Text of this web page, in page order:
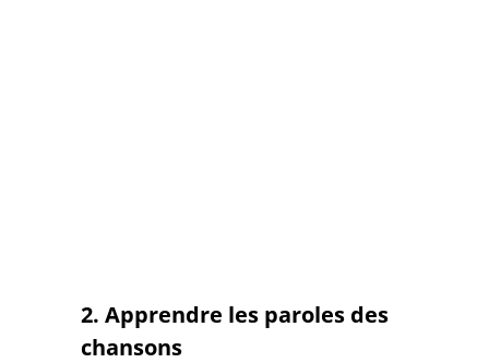
2. Apprendre les paroles des
chansons